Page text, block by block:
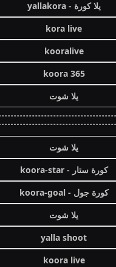
يلا كورة - yallakora
kora live
kooralive
koora 365
يلا شوت
يلا شوت
كورة ستار - koora-star
كورة جول - koora-goal
يلا شوت
yalla shoot
koora live